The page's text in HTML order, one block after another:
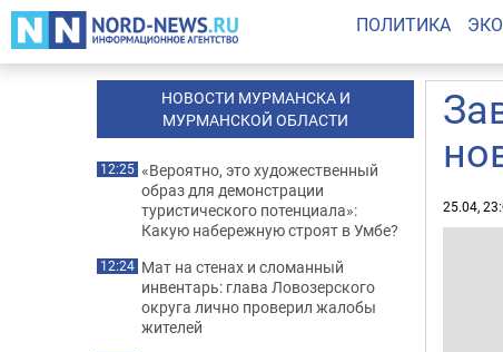
ПОЛИТИКА
25.04,
НОВОСТИ МУРМАНСКА И
МУРМАНСКОЙ ОБЛАСТИ
12:25 «Вероятно, это художественный
образ для демонстрации
туристического потенциала»:
Какую набережную строят в Умбе?
12:24 Мат на стенах и сломанный
инвентарь: глава Ловозерского
округа лично проверил жалобы
жителей